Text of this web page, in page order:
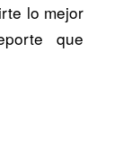
lo mejor
que